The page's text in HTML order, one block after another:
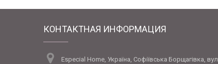
КОНТАКТНАЯ ИНФОРМАЦИЯ
Especial Home, Україна, Софіївська Борщагівка, вул.